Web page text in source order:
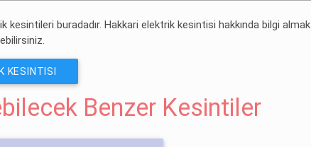
kesintileri buradadır. Hakkari elektrik kesintisi hakkında bilgi almak
KESINTISI
Benzer Kesintiler